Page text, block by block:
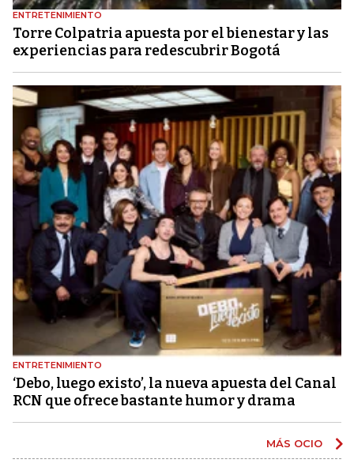
ENTRETENIMIENTO
Torre Colpatria apuesta por el bienestar y las
experiencias para redescubrir Bogotá
ENTRETENIMIENTO
‘Debo, luego existo’, la nueva apuesta del Canal
RCN que ofrece bastante humor y drama
MÁS OCIO